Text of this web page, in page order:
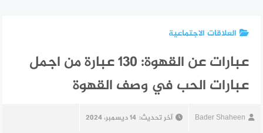
العلاقات الاجتماعية
عبارات عن القهوة: 130 عبارة من اجمل
عبارات الحب في وصف القهوة
Bader Shaheen آخر تحديث: 14 ديسمبر، 2024